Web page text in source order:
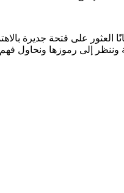
على فتحة جديرة